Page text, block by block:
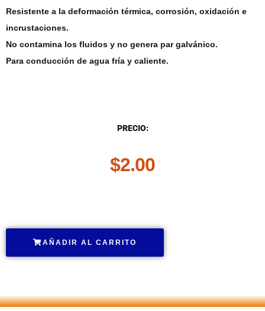
Resistente a la deformación térmica, corrosión, oxidación e
incrustaciones.
No contamina los fluidos y no genera par galvánico.
Para conducción de agua fría y caliente.
PRECIO:
$2.00
AÑADIR AL CARRITO